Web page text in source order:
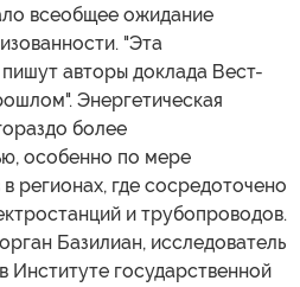
всеобщее ожидание
"Эта
авторы доклада Вест-
Энергетическая
более
особенно по мере
регионах, где сосредоточено
и трубопроводов.
Базилиан, исследователь
Институте государственной